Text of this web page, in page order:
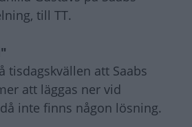
till TT.
tisdagskvällen att Saabs
att läggas ner vid
inte finns någon lösning.